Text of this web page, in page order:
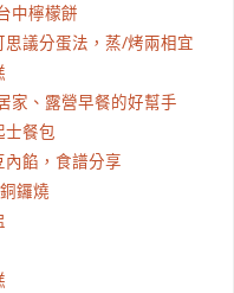
中檸檬餅
議分蛋法，蒸/烤兩相宜
家、露營早餐的好幫手
餐包
餡，食譜分享
鑼燒